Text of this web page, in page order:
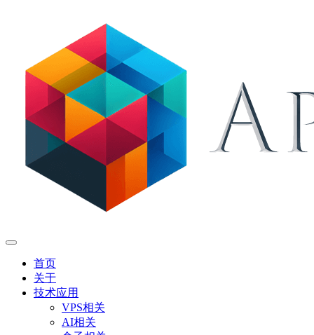
首页
关于
技术应用
VPS相关
AI相关